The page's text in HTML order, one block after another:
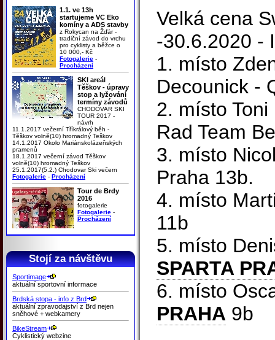
1.1. ve 13h
startujeme VC Eko
komíny a ADS stavby
z Rokycan na Žďár -
tradiční závod do vrchu
pro cyklisty a běžce o
10 000,- Kč
Fotogalerie -
Procházení
SKI areál
Těškov - úpravy
stop a lyžování
termíny závodů
CHODOVAR SKI
TOUR 2017 -
návrh
11.1.2017 večerní Tříkrálový běh -
Těškov volně(10) hromadný Teškov
14.1.2017 Okolo Mariánskolázeňských
pramenů
18.1.2017 večerní závod Těškov
volně(10) hromadný Teškov
25.1.2017(5.2.) Chodovar Ski večern
Fotogalerie - Procházení
Tour de Brdy
2016
fotogalerie
Fotogalerie -
Procházení
Stojí za návštěvu
Sportimage
aktuální sportovní informace
Brdská stopa - info z Brd
aktuální zpravodajství z Brd nejen
sněhové + webkamery
BikeStream
Cyklistický webzine
Velká cena
-30.6.2020 -
1. místo
Decounick -
2. místo
Rad Team
3. místo
Praha 13b.
4. místo
11b
5. místo
SPARTA
6. místo
PRAHA 9b